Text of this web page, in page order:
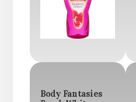
Body Fantasies